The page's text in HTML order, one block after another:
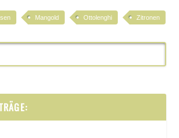
Mangold Ottolenghi Zitronen